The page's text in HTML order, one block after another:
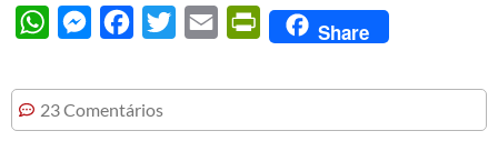
WhatsAppMessengerFacebook
Twitter Email PrintFriendly
Share
23 Comentários